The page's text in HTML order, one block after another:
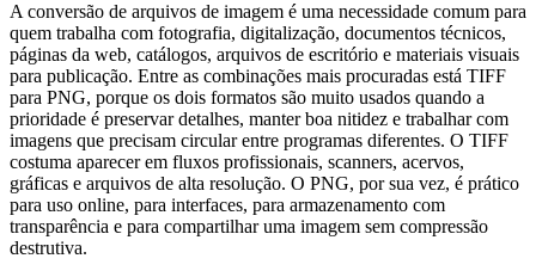
A conversão de arquivos de imagem é uma necessidade comum para
quem trabalha com fotografia, digitalização, documentos técnicos,
páginas da web, catálogos, arquivos de escritório e materiais visuais
para publicação. Entre as combinações mais procuradas está TIFF
para PNG, porque os dois formatos são muito usados quando a
prioridade é preservar detalhes, manter boa nitidez e trabalhar com
imagens que precisam circular entre programas diferentes. O TIFF
costuma aparecer em fluxos profissionais, scanners, acervos,
gráficas e arquivos de alta resolução. O PNG, por sua vez, é prático
para uso online, para interfaces, para armazenamento com
transparência e para compartilhar uma imagem sem compressão
destrutiva.